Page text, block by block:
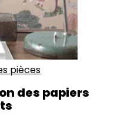
pièces
des papiers